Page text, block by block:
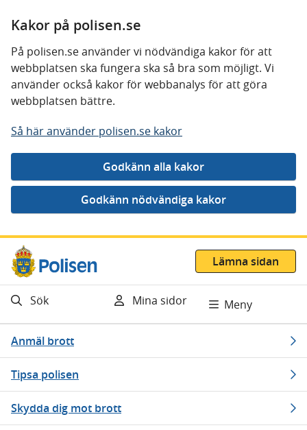
Kakor på polisen.se
På polisen.se använder vi nödvändiga kakor för att
webbplatsen ska fungera ska så bra som möjligt. Vi
använder också kakor för webbanalys för att göra
webbplatsen bättre.
Så här använder polisen.se kakor
Gå direkt till innehåll
Lämna sidan
Sök Mina sidor Meny
Anmäl brott
Tipsa polisen
Skydda dig mot brott